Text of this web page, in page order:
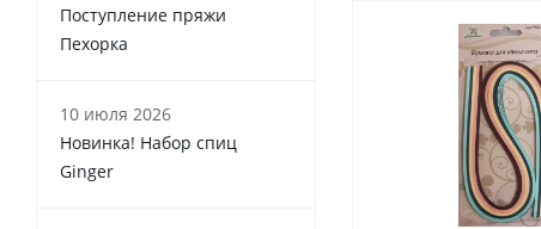
Поступление пряжи
Пехорка
10 июля 2026
Новинка! Набор спиц
Ginger